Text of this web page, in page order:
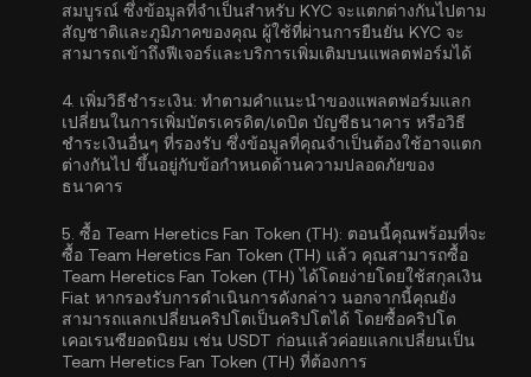
สมบูรณ์ ซึ่งข้อมูลที่จำเป็นสำหรับ KYC จะแตกต่างกันไปตาม
สัญชาติและภูมิภาคของคุณ ผู้ใช้ที่ผ่านการยืนยัน KYC จะ
สามารถเข้าถึงฟีเจอร์และบริการเพิ่มเติมบนแพลตฟอร์มได้
4. เพิ่มวิธีชำระเงิน: ทำตามคำแนะนำของแพลตฟอร์มแลก
เปลี่ยนในการเพิ่มบัตรเครดิต/เดบิต บัญชีธนาคาร หรือวิธี
ชำระเงินอื่นๆ ที่รองรับ ซึ่งข้อมูลที่คุณจำเป็นต้องใช้อาจแตก
ต่างกันไป ขึ้นอยู่กับข้อกำหนดด้านความปลอดภัยของ
ธนาคาร
5. ซื้อ Team Heretics Fan Token (TH): ตอนนี้คุณพร้อมที่จะ
ซื้อ Team Heretics Fan Token (TH) แล้ว คุณสามารถซื้อ
Team Heretics Fan Token (TH) ได้โดยง่ายโดยใช้สกุลเงิน
Fiat หากรองรับการดำเนินการดังกล่าว นอกจากนี้คุณยัง
สามารถแลกเปลี่ยนคริปโตเป็นคริปโตได้ โดยซื้อคริปโต
เคอเรนซียอดนิยม เช่น USDT ก่อนแล้วค่อยแลกเปลี่ยนเป็น
Team Heretics Fan Token (TH) ที่ต้องการ